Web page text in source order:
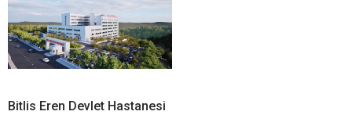
Bitlis Eren Devlet Hastanesi